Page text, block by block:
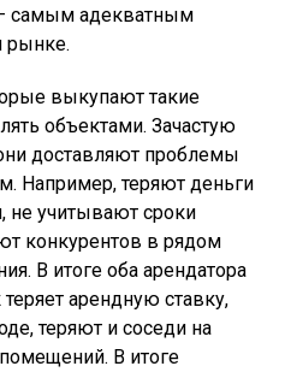
самым адекватным
рынке.
выкупают такие
объектами. Зачастую
доставляют проблемы
Например, теряют деньги
не учитывают сроки
конкурентов в рядом
В итоге оба арендатора
арендную ставку,
теряют и соседи на
В итоге